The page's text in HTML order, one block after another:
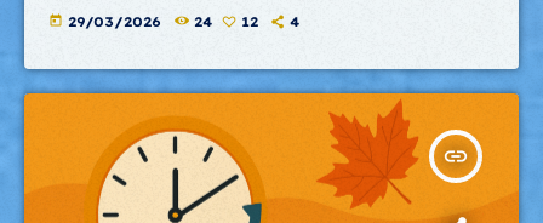
today 29/03/2026 24 12 4
insert_link